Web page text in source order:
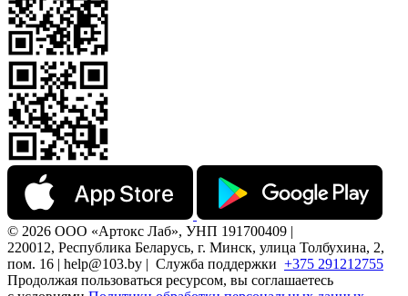
© 2026 ООО «Артокс Лаб», УНП 191700409 |
220012, Республика Беларусь, г. Минск, улица Толбухина, 2,
пом. 16 | help@103.by | Служба поддержки +375 291212755
Продолжая пользоваться ресурсом, вы соглашаетесь